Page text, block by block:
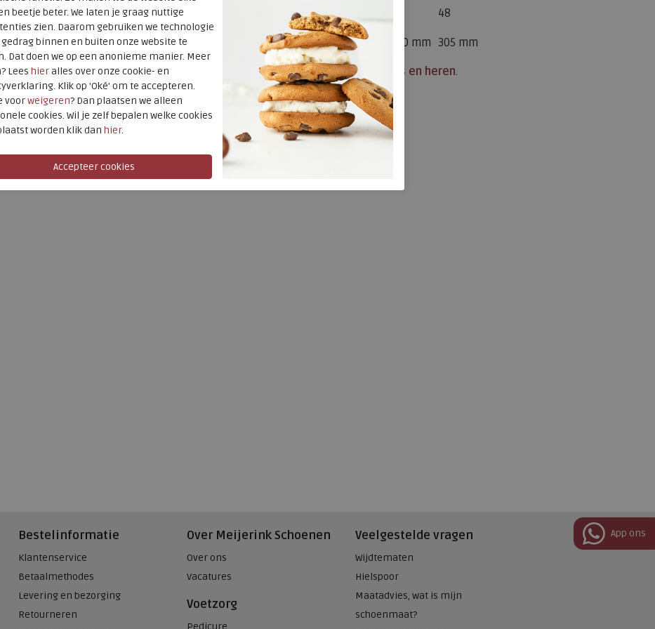
Maat FitFlop™:41 42 45 48
Aantal mm: 258 mm266 mm 283 mm290 mm295 mm 300 mm 305 mm
Terug naar onze collectie FitFlop schoenen, klik hier opFitFlop voor dames en heren.
Bestelinformatie
Klantenservice
Betaalmethodes
Levering en bezorging
Retourneren
Over Meijerink Schoenen
Over ons
Vacatures
Voetzorg
Pedicure
Veelgestelde vragen
Wijdtematen
Hielspoor
Maatadvies, wat is mijn
schoenmaat?
App ons
beetje beter. We laten je graag nuttige
zien. Daarom gebruiken we technologie
binnen en buiten onze website te
Dat doen we op een anonieme manier. Meer
Lees hieralles over onze cookie- en
Klik op 'Oké' om te accepteren.
voorweigeren? Dan plaatsen we alleen
cookies. Wil je zelf bepalen welke cookies
worden klik dan hier.